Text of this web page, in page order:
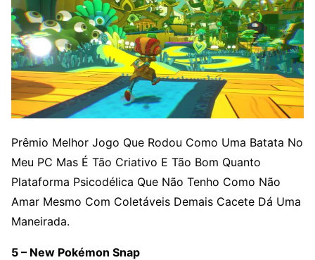
Prêmio Melhor Jogo Que Rodou Como Uma Batata No
Meu PC Mas É Tão Criativo E Tão Bom Quanto
Plataforma Psicodélica Que Não Tenho Como Não
Amar Mesmo Com Coletáveis Demais Cacete Dá Uma
Maneirada.
5 – New Pokémon Snap